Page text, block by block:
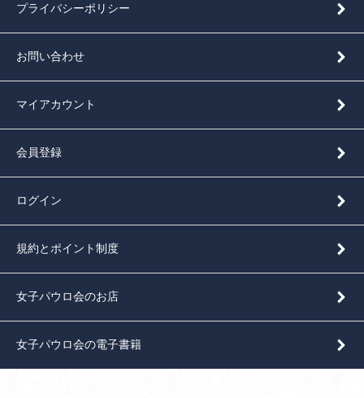
プライバシーポリシー
お問い合わせ
マイアカウント
会員登録
ログイン
規約とポイント制度
女子パウロ会のお店
女子パウロ会の電子書籍